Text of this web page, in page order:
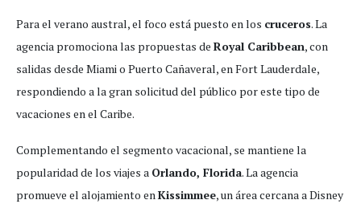
Para el verano austral, el foco está puesto en los cruceros. La
agencia promociona las propuestas de Royal Caribbean, con
salidas desde Miami o Puerto Cañaveral, en Fort Lauderdale,
respondiendo a la gran solicitud del público por este tipo de
vacaciones en el Caribe.
Complementando el segmento vacacional, se mantiene la
popularidad de los viajes a Orlando, Florida. La agencia
promueve el alojamiento enKissimmee, un área cercana a Disney